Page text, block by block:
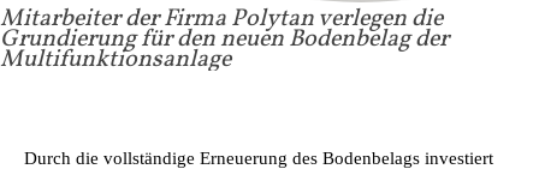
Mitarbeiter der Firma Polytan verlegen die
Grundierung für den neuen Bodenbelag der
Multifunktionsanlage
Durch die vollständige Erneuerung des Bodenbelags investiert